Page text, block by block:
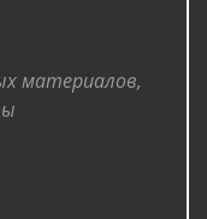
материалов,